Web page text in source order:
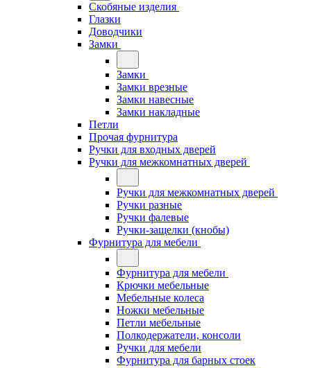
Скобяные изделия
Глазки
Доводчики
Замки
Замки
Замки врезные
Замки навесные
Замки накладные
Петли
Прочая фурнитура
Ручки для входных дверей
Ручки для межкомнатных дверей
Ручки для межкомнатных дверей
Ручки разные
Ручки фалевые
Ручки-защелки (кнобы)
Фурнитура для мебели
Фурнитура для мебели
Крючки мебельные
Мебельные колеса
Ножки мебельные
Петли мебельные
Полкодержатели, консоли
Ручки для мебели
Фурнитура для барных стоек